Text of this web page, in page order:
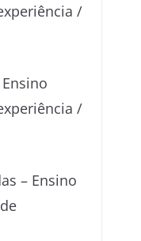
/
/
– Ensino